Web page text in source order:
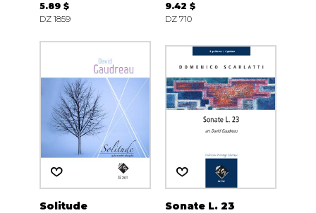
5.89 $
DZ 1859
9.42 $
DZ 710
Solitude Sonate L. 23